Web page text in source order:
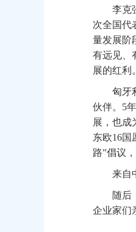
李克强
次全国代
量发展阶
有远见、
展的红利。
匈牙利
伙伴。5
展，也成
东欧16国
路”倡议
来自中
随后，
企业家们